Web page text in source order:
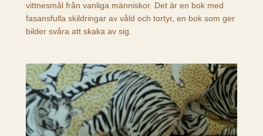
vittnesmål från vanliga människor. Det är en bok med
fasansfulla skildringar av våld och tortyr, en bok som ger
bilder svåra att skaka av sig.